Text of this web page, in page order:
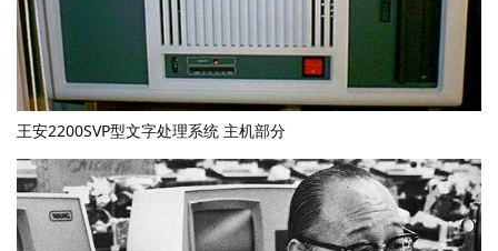
王安2200SVP型文字处理系统 主机部分